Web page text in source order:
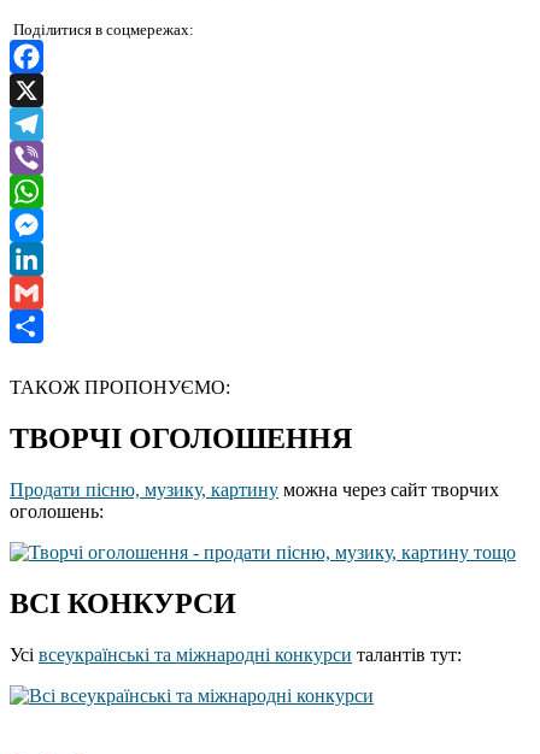
Поділитися в соцмережах:
Facebook
X
Telegram
Viber
WhatsApp
Messenger
LinkedIn
Gmail
ТАКОЖ ПРОПОНУЄМО:
ТВОРЧІ ОГОЛОШЕННЯ
Продати пісню, музику, картину можна через сайт творчих
оголошень:
ВСІ КОНКУРСИ
Усі всеукраїнські та міжнародні конкурси талантів тут: